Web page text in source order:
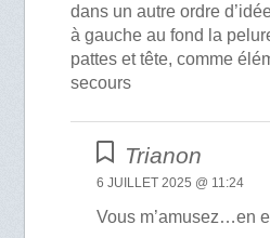
dans un autre ordre
à gauche au fond la
pattes et tête, comme
secours
Trianon
6 JUILLET 2025 @ 11:24
Vous m’amusez…en